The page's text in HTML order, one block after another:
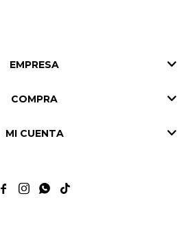
EMPRESA
COMPRA
MI CUENTA
   